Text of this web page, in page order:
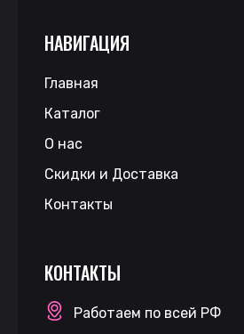
НАВИГАЦИЯ
Главная
Каталог
О нас
Скидки и Доставка
Контакты
КОНТАКТЫ
Работаем по всей РФ